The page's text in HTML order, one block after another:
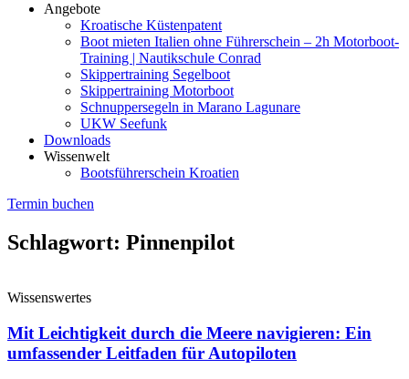
Angebote
Kroatische Küstenpatent
Boot mieten Italien ohne Führerschein – 2h Motorboot-
Training | Nautikschule Conrad
Skippertraining Segelboot
Skippertraining Motorboot
Schnuppersegeln in Marano Lagunare
UKW Seefunk
Downloads
Wissenwelt
Bootsführerschein Kroatien
Termin buchen
Schlagwort: Pinnenpilot
Wissenswertes
Mit Leichtigkeit durch die Meere navigieren: Ein
umfassender Leitfaden für Autopiloten